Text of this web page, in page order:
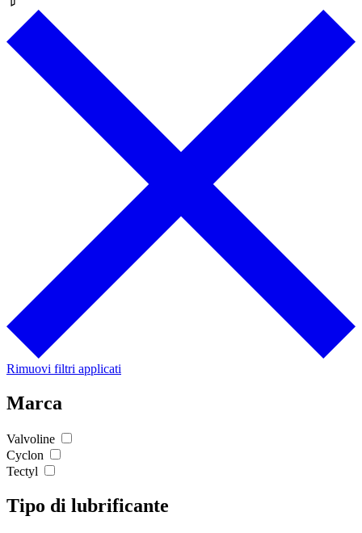
Rimuovi filtri applicati
Marca
Valvoline
Cyclon
Tectyl
Tipo di lubrificante